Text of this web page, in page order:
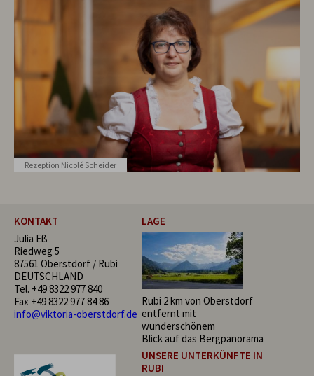
Rezeption Nicolé Scheider
KONTAKT
Julia Eß
Riedweg 5
87561 Oberstdorf / Rubi
DEUTSCHLAND
Tel. +49 8322 977 840
Fax +49 8322 977 84 86
info@viktoria-oberstdorf.de
LAGE
Rubi 2 km von Oberstdorf
entfernt mit
wunderschönem
Blick auf das Bergpanorama
UNSERE UNTERKÜNFTE IN
RUBI